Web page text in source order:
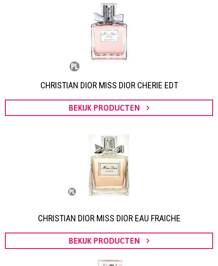
CHRISTIAN DIOR MISS DIOR CHERIE EDT
BEKIJK PRODUCTEN
CHRISTIAN DIOR MISS DIOR EAU FRAICHE
BEKIJK PRODUCTEN